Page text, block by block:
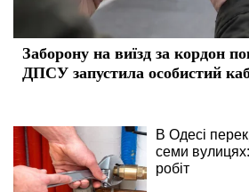
Заборону на виїзд за кордон
ДПСУ запустила особистий
В Одесі
семи
робіт